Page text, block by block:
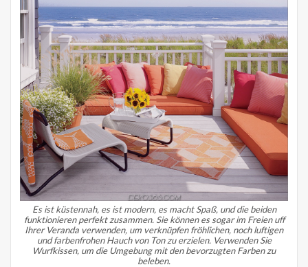
Es ist küstennah, es ist modern, es macht Spaß, und die beiden
funktionieren perfekt zusammen. Sie können es sogar im Freien uff
Ihrer Veranda verwenden, um verknüpfen fröhlichen, noch luftigen
und farbenfrohen Hauch von Ton zu erzielen. Verwenden Sie
Wurfkissen, um die Umgebung mit den bevorzugten Farben zu
beleben.